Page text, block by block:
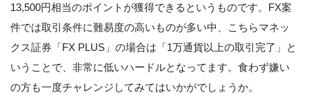
13,500円相当のポイントが獲得できるというものです。FX案
件では取引条件に難易度の高いものが多い中、こちらマネッ
クス証券「FX PLUS」の場合は「1万通貨以上の取引完了」と
いうことで、非常に低いハードルとなってます。食わず嫌い
の方も一度チャレンジしてみてはいかがでしょうか。